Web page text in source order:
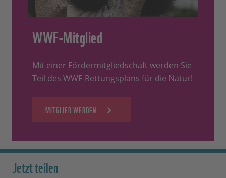
WWF-Mitglied
Mit einer Fördermitgliedschaft werden Sie
Teil des WWF-Rettungsplans für die Natur!
MITGLIED WERDEN
Jetzt teilen